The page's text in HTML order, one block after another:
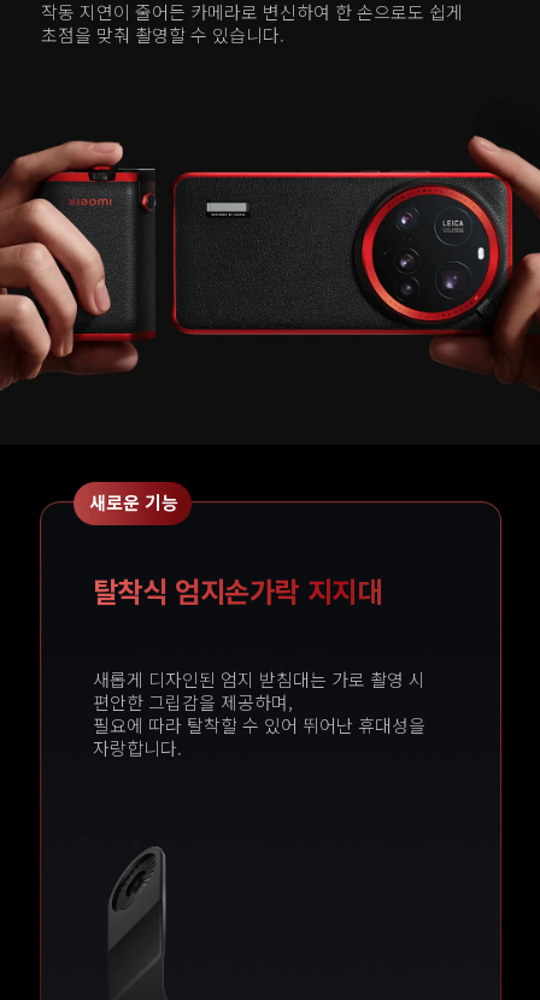
작동 지연이 줄어든 카메라로 변신하여 한 손으로도 쉽게
초점을 맞춰 촬영할 수 있습니다.
새로운 기능
탈착식 엄지손가락 지지대
새롭게 디자인된 엄지 받침대는 가로 촬영 시
편안한 그립감을 제공하며,
필요에 따라 탈착할 수 있어 뛰어난 휴대성을
자랑합니다.